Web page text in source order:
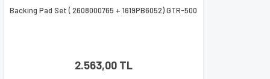
Backing Pad Set ( 2608000765 + 1619PB6052) GTR-500
2.563,00 TL